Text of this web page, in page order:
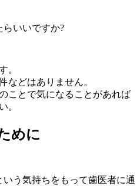
いいですか?
。
などはありません。
ことで気になることがあれば
。
めに
いう気持ちをもって歯医者に通